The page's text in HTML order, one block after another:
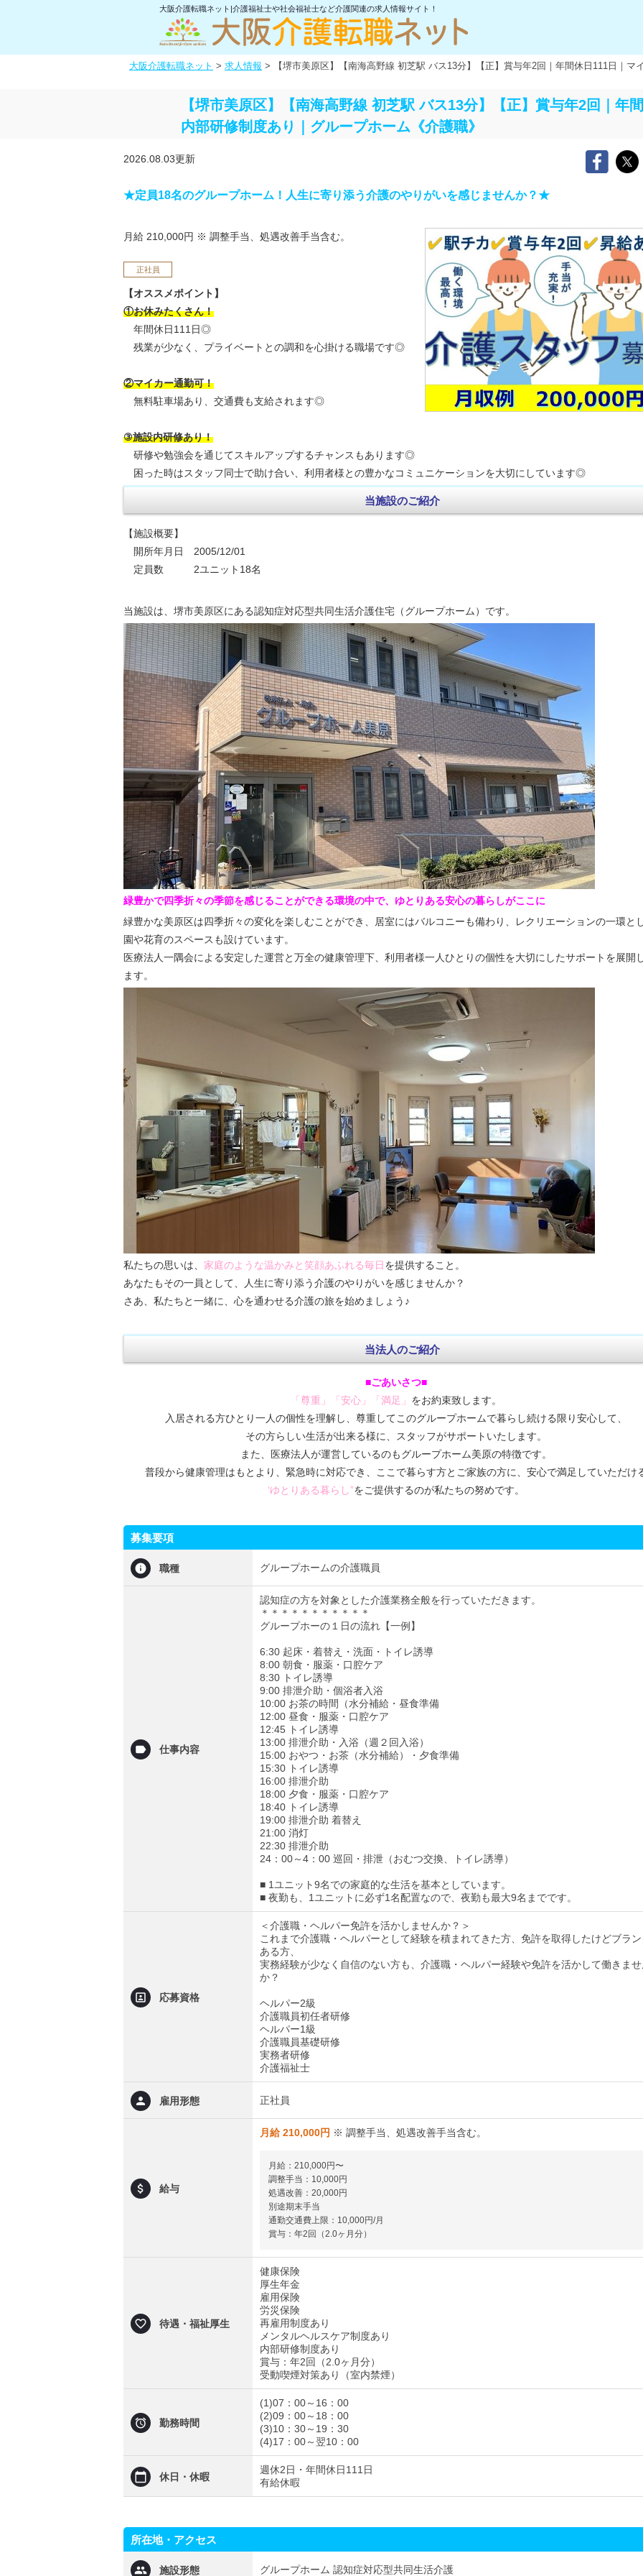
大阪介護転職ネット|介護福祉士や社会福祉士など介護関連の求人情報サイト！
大阪介護転職ネット > 求人情報 > 【堺市美原区】【南海高野線 初芝駅 バス13分】【正】賞与年2回｜年間休日111日｜
【堺市美原区】【南海高野線 初芝駅 バス13分】【正】賞与年2回｜年
内部研修制度あり｜グループホーム《介護職》
2026.08.03更新
★定員18名のグループホーム！人生に寄り添う介護のやりがいを感じませんか？★
月給 210,000円 ※ 調整手当、処遇改善手当含む。
正社員
【オススメポイント】
①お休みたくさん！
年間休日111日◎
残業が少なく、プライベートとの調和を心掛ける職場です◎
②マイカー通勤可！
無料駐車場あり、交通費も支給されます◎
③施設内研修あり！
研修や勉強会を通じてスキルアップするチャンスもあります◎
困った時はスタッフ同士で助け合い、利用者様との豊かなコミュニケーションを大切にしています◎
当施設のご紹介
【施設概要】
開所年月日 2005/12/01
定員数 2ユニット18名
当施設は、堺市美原区にある認知症対応型共同生活介護住宅（グループホーム）です。
緑豊かで四季折々の季節を感じることができる環境の中で、ゆとりある安心の暮らしがここに
緑豊かな美原区は四季折々の変化を楽しむことができ、居室にはバルコニーも備わり、レクリエーションの一環と
園や花育のスペースも設けています。
医療法人一隅会による安定した運営と万全の健康管理下、利用者様一人ひとりの個性を大切にしたサポートを展開
ます。
私たちの思いは、 家庭のような温かみと笑顔あふれる毎日 を提供すること。
あなたもその一員として、人生に寄り添う介護のやりがいを感じませんか？
さあ、私たちと一緒に、心を通わせる介護の旅を始めましょう♪
当法人のご紹介
■ごあいさつ■
「尊重」「安心」「満足」 をお約束致します。
入居される方ひとり一人の個性を理解し、尊重してこのグループホームで暮らし続ける限り安心して、
その方らしい生活が出来る様に、スタッフがサポートいたします。
また、医療法人が運営しているのもグループホーム美原の特徴です。
普段から健康管理はもとより、緊急時に対応でき、ここで暮らす方とご家族の方に、安心で満足していただけ
‘ゆとりある暮らし”をご提供するのが私たちの努めです。
募集要項
職種 グループホームの介護職員
仕事内容
認知症の方を対象とした介護業務全般を行っていただきます。
＊＊＊＊＊＊＊＊＊＊＊
グループホーの１日の流れ【一例】
6:30 起床・着替え・洗面・トイレ誘導
8:00 朝食・服薬・口腔ケア
8:30 トイレ誘導
9:00 排泄介助・個浴者入浴
10:00 お茶の時間（水分補給・昼食準備
12:00 昼食・服薬・口腔ケア
12:45 トイレ誘導
13:00 排泄介助・入浴（週２回入浴）
15:00 おやつ・お茶（水分補給）・夕食準備
15:30 トイレ誘導
16:00 排泄介助
18:00 夕食・服薬・口腔ケア
18:40 トイレ誘導
19:00 排泄介助 着替え
21:00 消灯
22:30 排泄介助
24：00～4：00 巡回・排泄（おむつ交換、トイレ誘導）
■ 1ユニット9名での家庭的な生活を基本としています。
■ 夜勤も、1ユニットに必ず1名配置なので、夜勤も最大9名までです。
応募資格
＜介護職・ヘルパー免許を活かしませんか？＞
これまで介護職・ヘルパーとして経験を積まれてきた方、免許を取得したけどブラ
ある方、
実務経験が少なく自信のない方も、介護職・ヘルパー経験や免許を活かして働きま
か？
ヘルパー2級
介護職員初任者研修
ヘルパー1級
介護職員基礎研修
実務者研修
介護福祉士
雇用形態 正社員
給与
月給 210,000円 ※ 調整手当、処遇改善手当含む。
月給：210,000円〜
調整手当：10,000円
処遇改善：20,000円
別途期末手当
通勤交通費上限：10,000円/月
賞与：年2回（2.0ヶ月分）
待遇・福祉厚生
健康保険
厚生年金
雇用保険
労災保険
再雇用制度あり
メンタルヘルスケア制度あり
内部研修制度あり
賞与：年2回（2.0ヶ月分）
受動喫煙対策あり（室内禁煙）
勤務時間
(1)07：00～16：00
(2)09：00～18：00
(3)10：30～19：30
(4)17：00～翌10：00
休日・休暇
週休2日・年間休日111日
有給休暇
所在地・アクセス
施設形態 グループホーム 認知症対応型共同生活介護